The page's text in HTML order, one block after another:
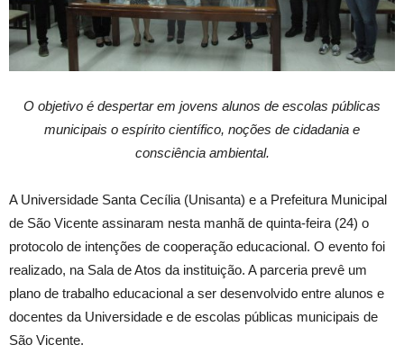
O objetivo é despertar em jovens alunos de escolas públicas
municipais o espírito científico, noções de cidadania e
consciência ambiental.
A Universidade Santa Cecília (Unisanta) e a Prefeitura Municipal
de São Vicente assinaram nesta manhã de quinta-feira (24) o
protocolo de intenções de cooperação educacional. O evento foi
realizado, na Sala de Atos da instituição. A parceria prevê um
plano de trabalho educacional a ser desenvolvido entre alunos e
docentes da Universidade e de escolas públicas municipais de
São Vicente.